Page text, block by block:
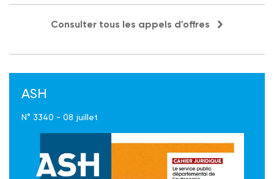
Consulter tous les appels d'offres
ASH
N° 3340 - 08 juillet